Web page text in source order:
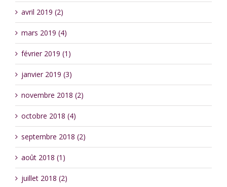
avril 2019 (2)
mars 2019 (4)
février 2019 (1)
janvier 2019 (3)
novembre 2018 (2)
octobre 2018 (4)
septembre 2018 (2)
août 2018 (1)
juillet 2018 (2)